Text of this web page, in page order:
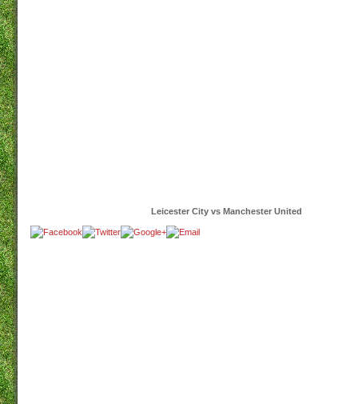
Leicester City vs Manchester United